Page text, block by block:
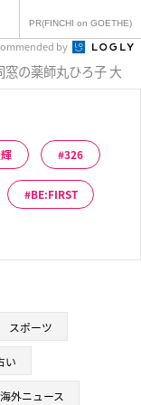
PR(FINCHI on GOETHE)
by
窓の薬師丸ひろ子 大
326
BE:FIRST
スポーツ
い
海外ニュース